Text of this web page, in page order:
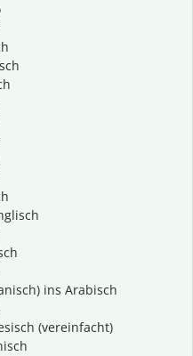
ins Arabisch
(vereinfacht)